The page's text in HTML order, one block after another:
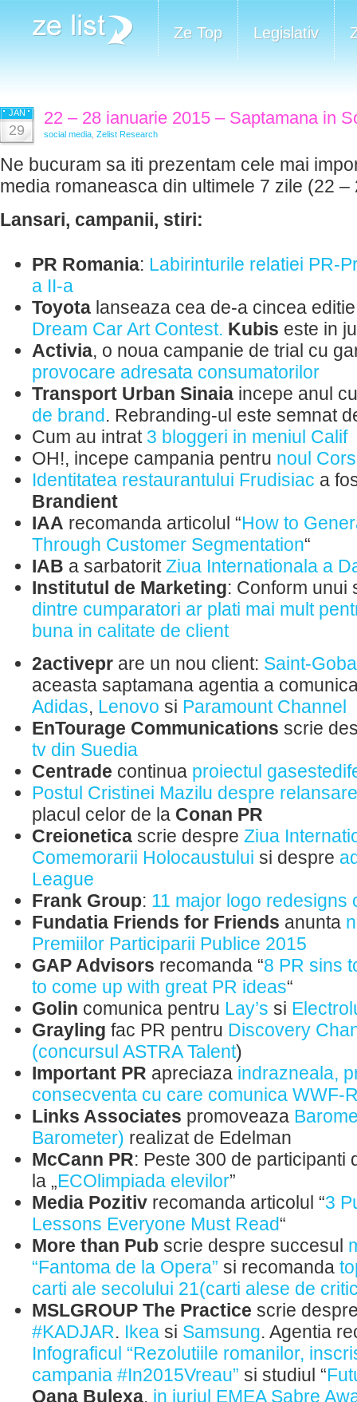
Ze Top Legislativ
JAN
29
22 – 28 ianuarie 2015 – Saptamana in
social media Zelist Research
Ne bucuram sa iti prezentam cele mai
media romaneasca din ultimele 7 zile (22
Lansari, campanii, stiri:
PR Romania: Labirinturile relatiei PR-
a II-a
Toyota lanseaza cea de-a cincea
Dream Car Art Contest. Kubis este in
Activia, o noua campanie de trial cu
provocare adresata consumatorilor
Transport Urban Sinaia incepe anul
de brand. Rebranding-ul este semnat
Cum au intrat 3 bloggeri in meniul Calif
OH!, incepe campania pentru noul
Identitatea restaurantului Frudisiac a
Brandient
IAA recomanda articolul “How to
Through Customer Segmentation“
IAB a sarbatoritZiua Internationala a
Institutul de Marketing: Conform unui
dintre cumparatori ar plati mai mult
buna in calitate de client
2activepr are un nou client: Saint-
aceasta saptamana agentia a
Adidas, Lenovo si Paramount Channel
EnTourage Communications scrie
tv din Suedia
Centrade continua proiectul
Postul Cristinei Mazilu despre
placul celor de la Conan PR
Creionetica scrie despre Ziua
Comemorarii Holocaustului si despre
League
Frank Group: 11 major logo redesigns
Fundatia Friends for Friends anunta
Premiilor Participarii Publice 2015
GAP Advisors recomanda “8 PR sins
to come up with great PR ideas“
Golin comunica pentru Lay’s si
Grayling fac PR pentru Discovery
(concursul ASTRA Talent)
Important PR apreciaza indrazneala,
consecventa cu care comunica WWF-
Links Associates promoveaza
Barometer) realizat de Edelman
McCann PR: Peste 300 de participanti
la „ECOlimpiada elevilor”
Media Pozitiv recomanda articolul “3
Lessons Everyone Must Read“
More than Pub scrie despre succesul
“Fantoma de la Opera” si recomanda
carti ale secolului 21(carti alese de
MSLGROUP The Practice scrie
#KADJAR. Ikea si Samsung. Agentia
Infograficul “Rezolutiile romanilor,
campania ‪#‎In2015Vreau” si studiul “
Oana Bulexa, in juriul EMEA Sabre